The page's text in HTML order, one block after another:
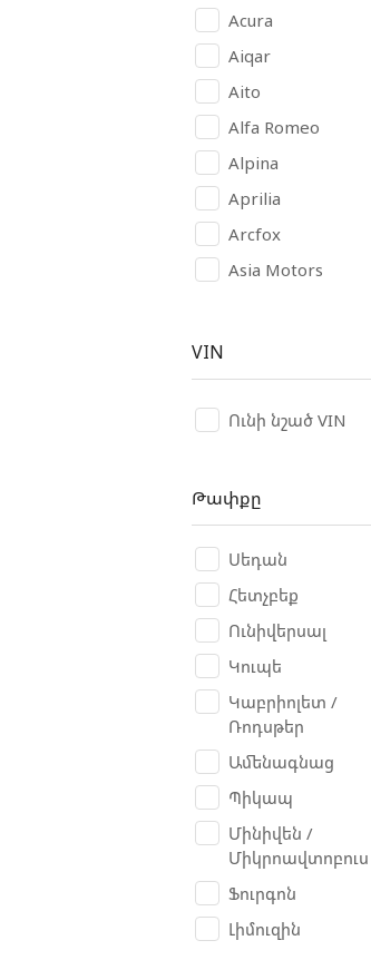
Acura
Aiqar
Aito
Alfa Romeo
Alpina
Aprilia
Arcfox
Asia Motors
Avatr
AVIA
BAW
Belarus
Benelli
Bentley
Besturn B50
Bianchi
Bogdan
BORO
BRP Can-am
Bugatti
Buick
Bulls
BYD
VIN
Ունի նշած VIN
Թափքը
Սեդան
Հետչբեք
Ունիվերսալ
Կուպե
Կաբրիոլետ /
Ռոդսթեր
Ամենագնաց
Պիկապ
Մինիվեն /
Միկրոավտոբուս
Ֆուրգոն
Լիմուզին